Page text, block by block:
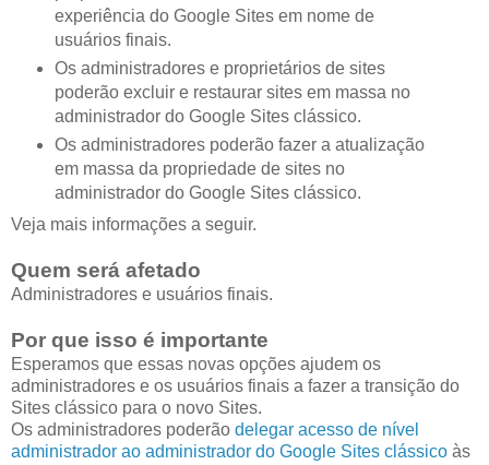
experiência do Google Sites em nome de
usuários finais.
Os administradores e proprietários de sites
poderão excluir e restaurar sites em massa no
administrador do Google Sites clássico.
Os administradores poderão fazer a atualização
em massa da propriedade de sites no
administrador do Google Sites clássico.
Veja mais informações a seguir.
Quem será afetado
Administradores e usuários finais.
Por que isso é importante
Esperamos que essas novas opções ajudem os
administradores e os usuários finais a fazer a transição do
Sites clássico para o novo Sites.
Os administradores poderão delegar acesso de nível
administrador ao administrador do Google Sites clássico às